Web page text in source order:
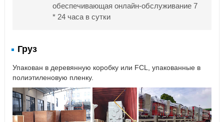
обеспечивающая онлайн-обслуживание 7
* 24 часа в сутки
Груз
Упакован в деревянную коробку или FCL, упакованные в
полиэтиленовую пленку.